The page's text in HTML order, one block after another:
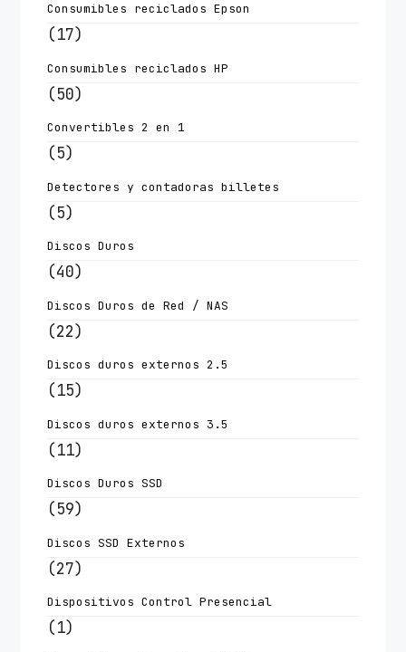
Consumibles reciclados Epson
(17)
Consumibles reciclados HP
(50)
Convertibles 2 en 1
(5)
Detectores y contadoras billetes
(5)
Discos Duros
(40)
Discos Duros de Red / NAS
(22)
Discos duros externos 2.5
(15)
Discos duros externos 3.5
(11)
Discos Duros SSD
(59)
Discos SSD Externos
(27)
Dispositivos Control Presencial
(1)